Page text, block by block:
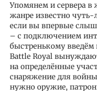
Упомянем и сервера в
жанре известно
если вы впервые
– с подключением
быстренькому введём
Battle Royal
на определённые
снаряжение для
нужно оружие,